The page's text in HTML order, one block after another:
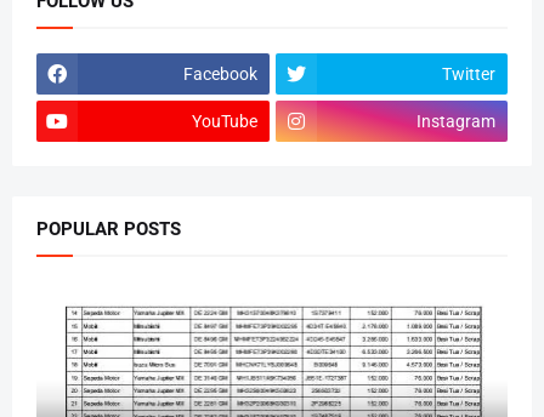
Facebook Twitter
YouTube Instagram
POPULAR POSTS